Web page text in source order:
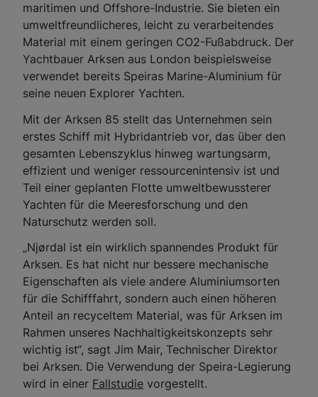
maritimen und Offshore-Industrie. Sie bieten ein
umweltfreundlicheres, leicht zu verarbeitendes
Material mit einem geringen CO2-Fußabdruck. Der
Yachtbauer Arksen aus London beispielsweise
verwendet bereits Speiras Marine-Aluminium für
seine neuen Explorer Yachten.
Mit der Arksen 85 stellt das Unternehmen sein
erstes Schiff mit Hybridantrieb vor, das über den
gesamten Lebenszyklus hinweg wartungsarm,
effizient und weniger ressourcenintensiv ist und
Teil einer geplanten Flotte umweltbewussterer
Yachten für die Meeresforschung und den
Naturschutz werden soll.
„Njørdal ist ein wirklich spannendes Produkt für
Arksen. Es hat nicht nur bessere mechanische
Eigenschaften als viele andere Aluminiumsorten
für die Schifffahrt, sondern auch einen höheren
Anteil an recyceltem Material, was für Arksen im
Rahmen unseres Nachhaltigkeitskonzepts sehr
wichtig ist“, sagt Jim Mair, Technischer Direktor
bei Arksen. Die Verwendung der Speira-Legierung
wird in einer Fallstudie vorgestellt.